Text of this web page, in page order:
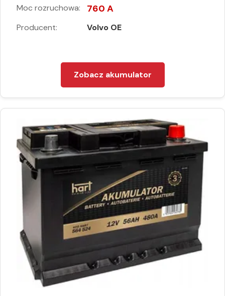
Moc rozruchowa: 760 A
Producent: Volvo OE
Zobacz akumulator